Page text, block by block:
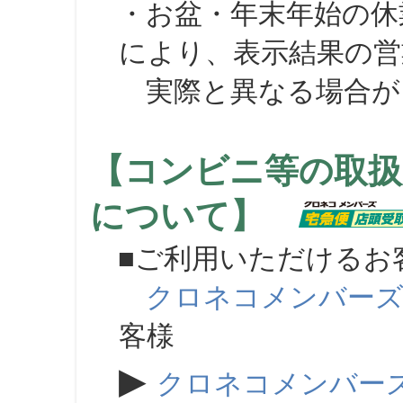
・お盆・年末年始の
により、表示結果の
実際と異なる場合が
【コンビニ等の取
について】
■ご利用いただけるお
クロネコメンバーズ
客様
▶ クロネコメンバー